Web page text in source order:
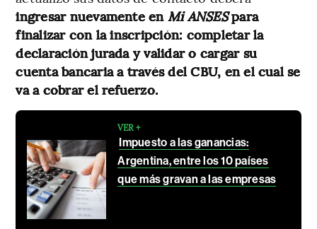
ingresar nuevamente en Mi ANSESpara
finalizar con la inscripción: completar la
declaración jurada y validar o cargar su
cuenta bancaria a través del CBU, en el cual se
va a cobrar el refuerzo.
VER +
Impuesto a las ganancias:
Argentina, entre los 10 países
que más gravan a las empresas